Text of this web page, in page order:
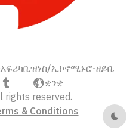
አፍሪካቢዝነስ/ኢኮኖሚኑሮ-ዘይቤ
ቋንቋ
rights reserved.
& Conditions